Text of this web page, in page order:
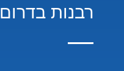
רבנות בדרום